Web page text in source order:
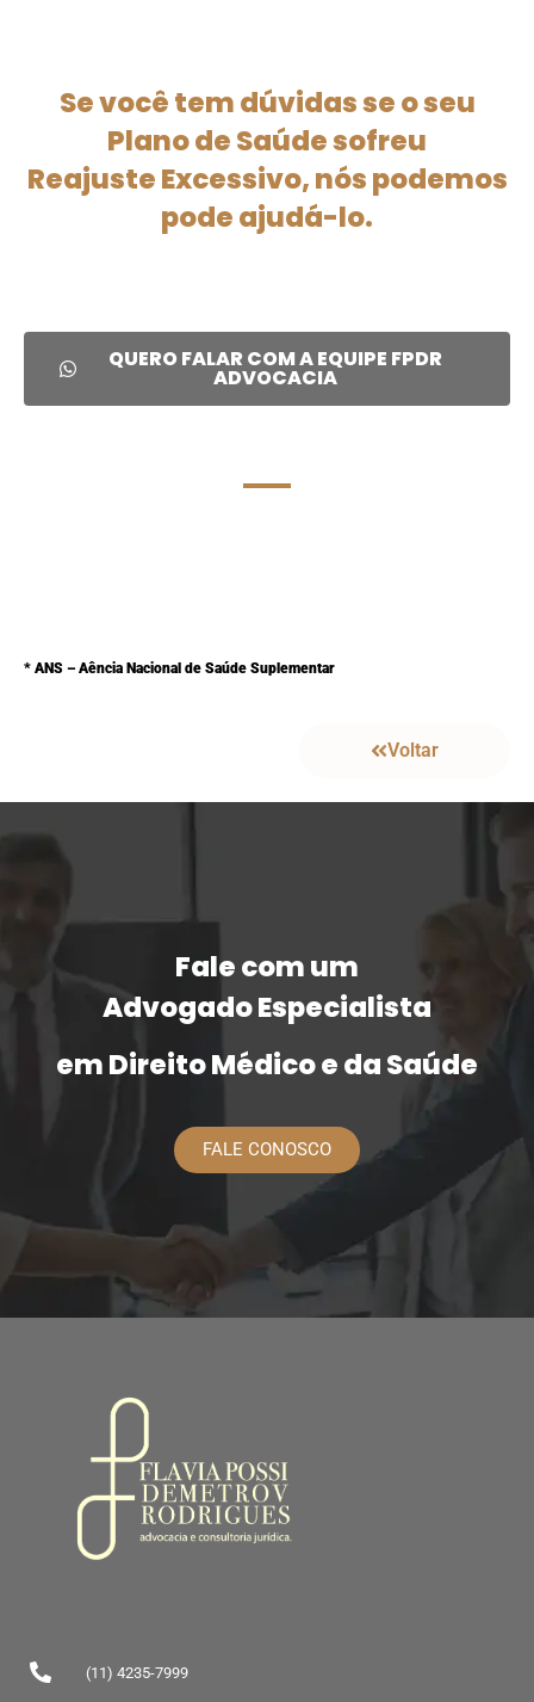
Se você tem dúvidas se o seu
Plano de Saúde sofreu
Reajuste Excessivo, nós podemos
pode ajudá-lo.
QUERO FALAR COM A EQUIPE FPDR
ADVOCACIA
* ANS – Aência Nacional de Saúde Suplementar
Voltar
Fale com um
Advogado Especialista
em Direito Médico e da Saúde
FALE CONOSCO
(11) 4235-7999